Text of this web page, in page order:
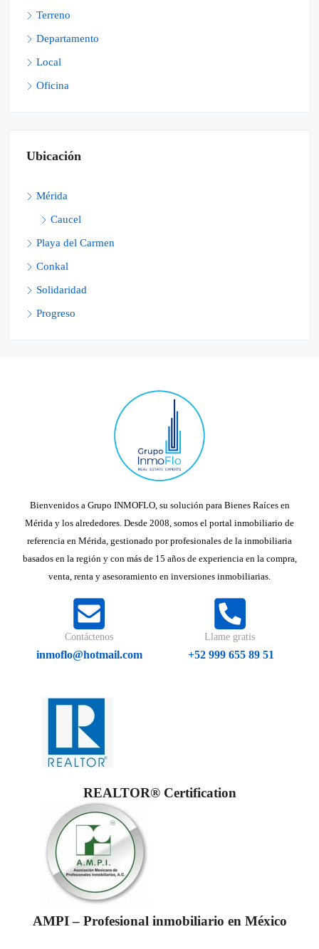
Terreno
Departamento
Local
Oficina
Ubicación
Mérida
Caucel
Playa del Carmen
Conkal
Solidaridad
Progreso
Bienvenidos a Grupo INMOFLO, su solución para Bienes Raíces en
Mérida y los alrededores. Desde 2008, somos el portal inmobiliario de
referencia en Mérida, gestionado por profesionales de la inmobiliaria
basados en la región y con más de 15 años de experiencia en la compra,
venta, renta y asesoramiento en inversiones inmobiliarias.
Contáctenos
inmoflo@hotmail.com
Llame gratis
+52 999 655 89 51
REALTOR® Certification
AMPI – Profesional inmobiliario en México